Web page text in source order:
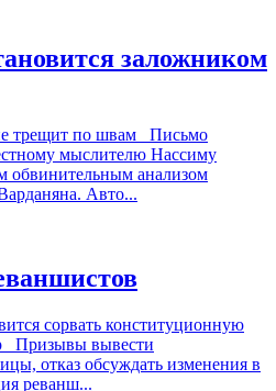
заложником
трещит по швам Письмо
мыслителю Нассиму
обвинительным анализом
Авто...
сорвать конституционную
Призывы вывести
отказ обсуждать изменения в
реванш...